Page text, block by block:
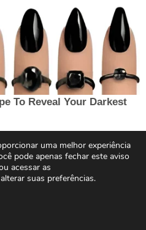
uma melhor experiência
pode apenas fechar este aviso
acessar as
suas preferências.